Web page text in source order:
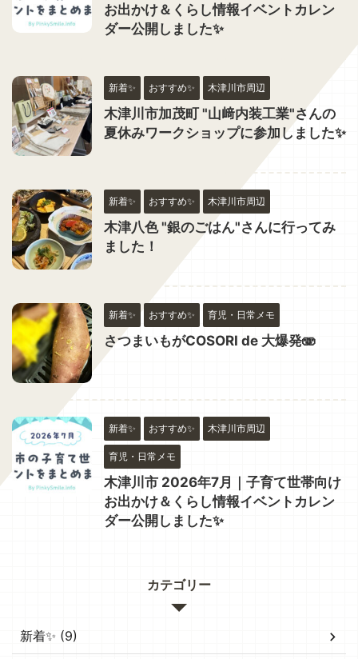
お出かけ＆くらし情報イベントカレン
ダー公開しました✨
新着✨ おすすめ✨ 木津川市周辺
木津川市加茂町 "山﨑内装工業"さんの
夏休みワークショップに参加しました✨
新着✨ おすすめ✨ 木津川市周辺
木津八色 "銀のごはん"さんに行ってみ
ました！
新着✨ おすすめ✨ 育児・日常メモ
さつまいもがCOSORI de 大爆発🫨
新着✨ おすすめ✨ 木津川市周辺
育児・日常メモ
木津川市 2026年7月｜子育て世帯向け
お出かけ＆くらし情報イベントカレン
ダー公開しました✨
カテゴリー
新着✨ (9)